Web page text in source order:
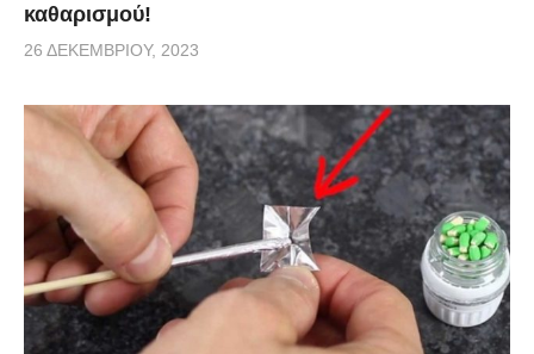
καθαρισμού!
26 ΔΕΚΕΜΒΡΊΟΥ, 2023